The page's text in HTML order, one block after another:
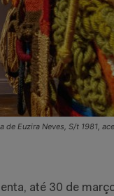
Euzira Neves, S/t 1981,
até 30 de